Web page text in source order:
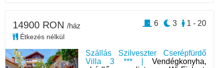
Szállás Szilveszter Cserépfürdő
Villa 3 *** | Vendégkonyha,
14900 RON /ház
Étkezés nélkül
1 - 20
3
6